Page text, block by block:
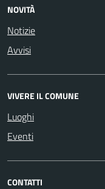
NOVITÀ
Notizie
Avvisi
VIVERE IL COMUNE
Luoghi
Eventi
CONTATTI